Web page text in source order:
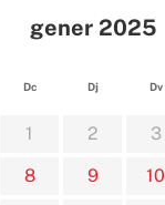
gener 2025
Dc Dj Dv
1 2 3
8 9 10